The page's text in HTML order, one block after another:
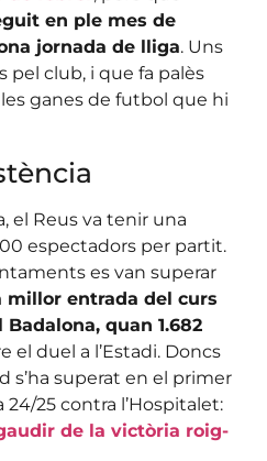
en ple mes de
jornada de lliga. Uns
club, i que fa palès
ganes de futbol que hi
el Reus va tenir una
espectadors per partit.
es van superar
millor entrada del curs
quan 1.682
el duel a l’Estadi. Doncs
s’ha superat en el primer
25 contra l’Hospitalet:
de la victòria roig-